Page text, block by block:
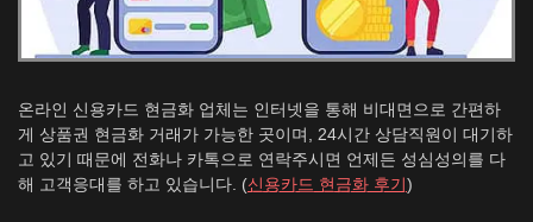
온라인 신용카드 현금화 업체는 인터넷을 통해 비대면으로 간편하
게 상품권 현금화 거래가 가능한 곳이며, 24시간 상담직원이 대기하
고 있기 때문에 전화나 카톡으로 연락주시면 언제든 성심성의를 다
해 고객응대를 하고 있습니다. (신용카드 현금화 후기 )